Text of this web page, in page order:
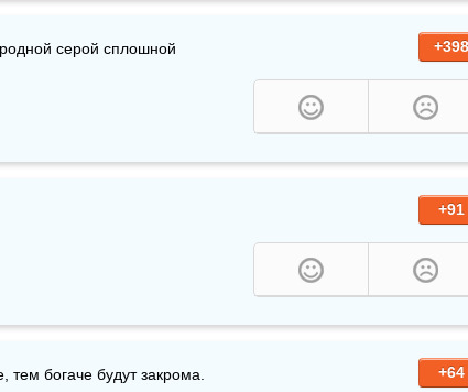
+398
серой сплошной
+91
+64
тем богаче будут закрома.